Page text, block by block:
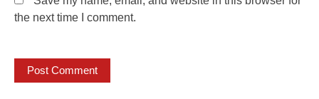
the next time I comment.